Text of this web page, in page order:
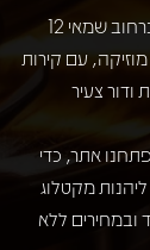
חנות תקליטים מיתולוגית ברחוב שמאי 12
עם קירות
ודור צעיר
אתר, כדי
מקטלוג
ובמחירים ללא